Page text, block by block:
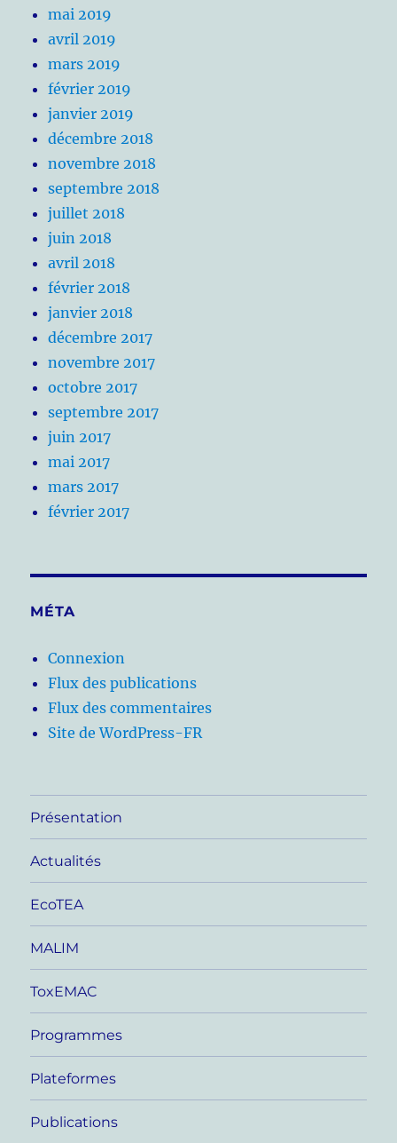
mai 2019
avril 2019
mars 2019
février 2019
janvier 2019
décembre 2018
novembre 2018
septembre 2018
juillet 2018
juin 2018
avril 2018
février 2018
janvier 2018
décembre 2017
novembre 2017
octobre 2017
septembre 2017
juin 2017
mai 2017
mars 2017
février 2017
MÉTA
Connexion
Flux des publications
Flux des commentaires
Site de WordPress-FR
Présentation
Actualités
EcoTEA
MALIM
ToxEMAC
Programmes
Plateformes
Publications